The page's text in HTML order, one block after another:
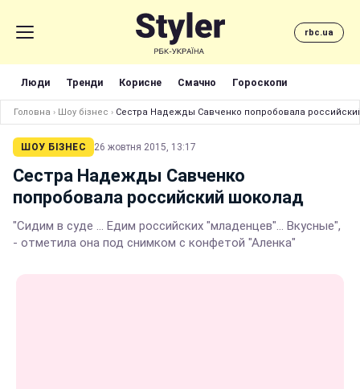
rbc.ua
Люди Тренди Корисне Смачно Гороскопи
Головна › Шоу бізнес › Сестра Надежды Савченко попробовала
ШОУ БІЗНЕС 26 жовтня 2015, 13:17
Сестра Надежды Савченко
попробовала российский шоколад
"Сидим в суде ... Едим российских "младенцев"... Вкусные",
- отметила она под снимком с конфетой "Аленка"